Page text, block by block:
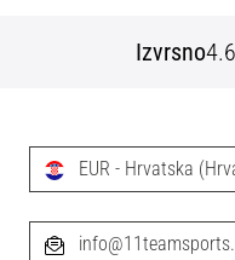
Izvrsno
EUR - Hrvatska